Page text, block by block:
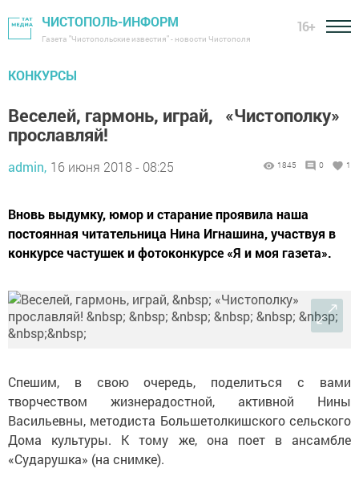
ЧИСТОПОЛЬ-ИНФОРМ
Газета "Чистопольские известия" - новости Чистополя
16+
КОНКУРСЫ
Веселей, гармонь, играй, «Чистополку»
прославляй!
admin, 16 июня 2018 - 08:25 1845 0 1
Вновь выдумку, юмор и старание проявила наша
постоянная читательница Нина Игнашина, участвуя в
конкурсе частушек и фотоконкурсе «Я и моя газета».
Спешим, в свою очередь, поделиться с вами
творчеством жизнерадостной, активной Нины
Васильевны, методиста Большетолкишского сельского
Дома культуры. К тому же, она поет в ансамбле
«Сударушка» (на снимке).